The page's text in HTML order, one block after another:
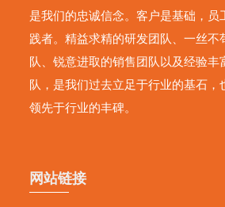
是我们的忠诚信念。客户是基础，员
践者。精益求精的研发团队、一丝不
队、锐意进取的销售团队以及经验丰
队，是我们过去立足于行业的基石，
领先于行业的丰碑。
网站链接